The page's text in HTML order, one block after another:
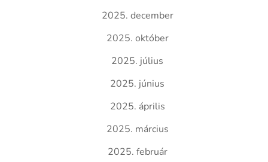
2025. december
2025. október
2025. július
2025. június
2025. április
2025. március
2025. február